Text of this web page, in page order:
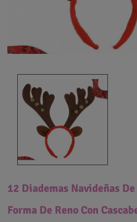
12 Diademas Navideñas
Forma De Reno Con